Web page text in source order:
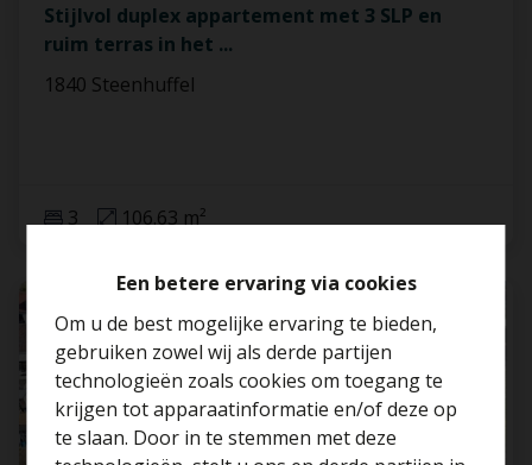
Een betere ervaring via cookies
Om u de best mogelijke ervaring te bieden,
gebruiken zowel wij als derde partijen
technologieën zoals cookies om toegang te
krijgen tot apparaatinformatie en/of deze op
te slaan. Door in te stemmen met deze
Stijlvol duplex appartement met 3 SLP en
ruim terras in het ...
1840 Steenhuffel
3 106.63 m²
VERKOCHT